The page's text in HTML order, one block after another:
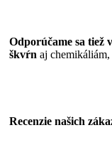
Odporúčame sa
škvŕn aj
Recenzie našich